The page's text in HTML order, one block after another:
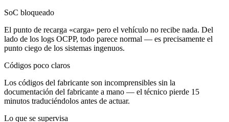
SoC bloqueado
El punto de recarga «carga» pero el vehículo no recibe nada. Del
lado de los logs OCPP, todo parece normal — es precisamente el
punto ciego de los sistemas ingenuos.
Códigos poco claros
Los códigos del fabricante son incomprensibles sin la
documentación del fabricante a mano — el técnico pierde 15
minutos traduciéndolos antes de actuar.
Lo que se supervisa